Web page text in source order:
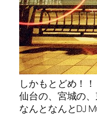
しかもとどめ！！
仙台の、宮城の
なんとなんとDJ